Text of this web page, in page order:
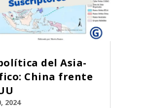
del Asia-
China frente
2024